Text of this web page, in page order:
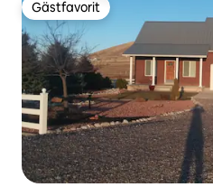
Gästfavorit
Gästfavorit